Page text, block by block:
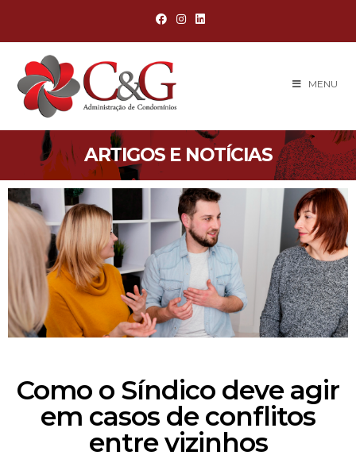
MENU
ARTIGOS E NOTÍCIAS
Como o Síndico deve agir
em casos de conflitos
entre vizinhos